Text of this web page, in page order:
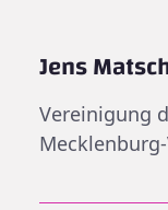
Jens
Vereinigung